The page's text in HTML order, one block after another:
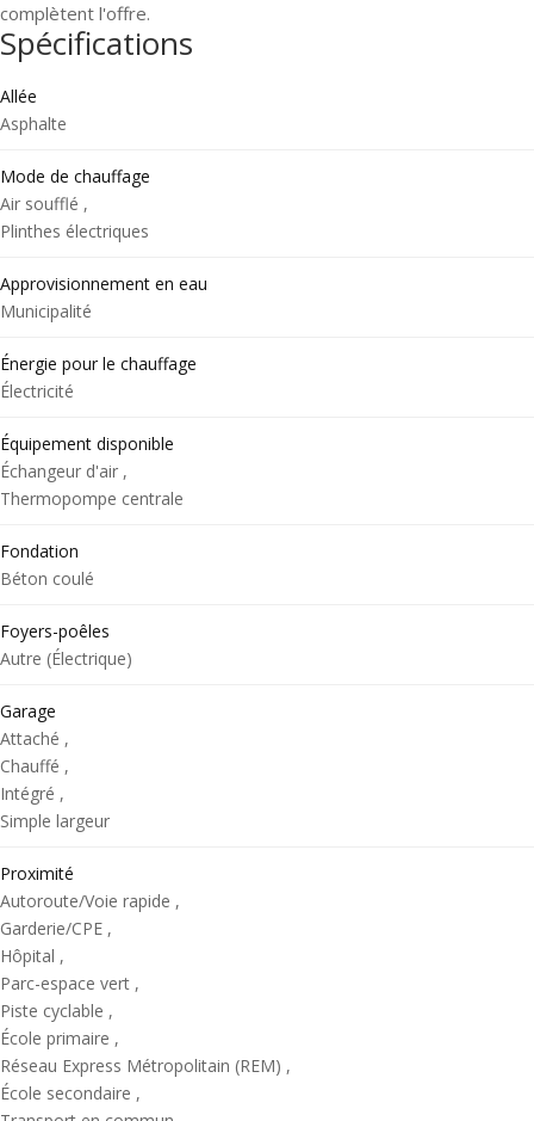
complètent l'offre.
Spécifications
Allée
Asphalte
Mode de chauffage
Air soufflé ,
Plinthes électriques
Approvisionnement en eau
Municipalité
Énergie pour le chauffage
Électricité
Équipement disponible
Échangeur d'air ,
Thermopompe centrale
Fondation
Béton coulé
Foyers-poêles
Autre (Électrique)
Garage
Attaché ,
Chauffé ,
Intégré ,
Simple largeur
Proximité
Autoroute/Voie rapide ,
Garderie/CPE ,
Hôpital ,
Parc-espace vert ,
Piste cyclable ,
École primaire ,
Réseau Express Métropolitain (REM) ,
École secondaire ,